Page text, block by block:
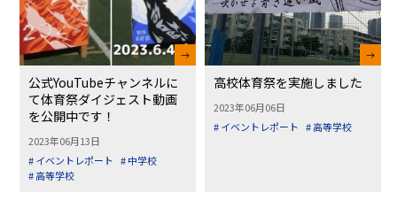
公式YouTubeチャンネルに
て体育祭ダイジェスト動画
を公開中です！
2023年06月13日
# イベントレポート # 中学校
# 高等学校
高校体育祭を実施しました
2023年06月06日
# イベントレポート # 高等学校